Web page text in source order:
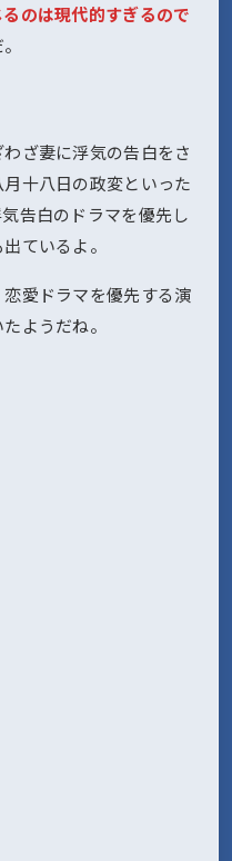
のは現代的すぎるので
ざ妻に浮気の告白をさ
十八日の政変といった
告白のドラマを優先し
ているよ。
愛ドラマを優先する演
ようだね。